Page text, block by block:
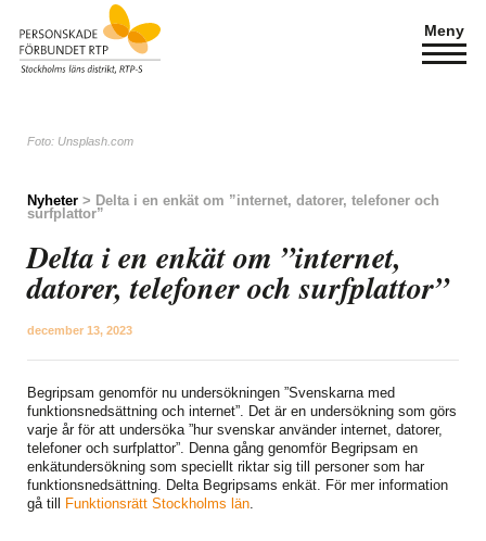
Meny
Foto: Unsplash.com
Nyheter > Delta i en enkät om ”internet, datorer, telefoner och
surfplattor”
Delta i en enkät om ”internet,
datorer, telefoner och surfplattor”
december 13, 2023
Begripsam genomför nu undersökningen ”Svenskarna med
funktionsnedsättning och internet”. Det är en undersökning som görs
varje år för att undersöka ”hur svenskar använder internet, datorer,
telefoner och surfplattor”. Denna gång genomför Begripsam en
enkätundersökning som speciellt riktar sig till personer som har
funktionsnedsättning. Delta Begripsams enkät. För mer information
gå till
Funktionsrätt Stockholms län.